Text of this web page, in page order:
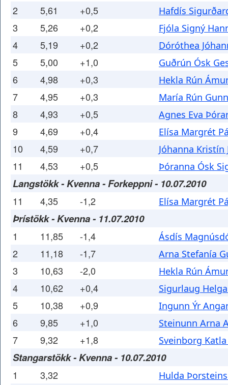
2 5,61 +0,5 Hafdís
3 5,26 +0,2 Fjóla Signý
4 5,19 +0,2 Dóróthea
5 5,00 +1,0 Guðrún Ósk
6 4,98 +0,3 Hekla Rún
7 4,95 +0,3 María Rún
8 4,93 +0,5 Agnes Eva
9 4,69 +0,4 Elísa Margrét
10 4,59 +0,7 Jóhanna
11 4,53 +0,5 Þóranna Ósk
Langstökk - Kvenna - Forkeppni - 10.07.2010
11 4,35 -1,2 Elísa Margrét
Þrístökk - Kvenna - 11.07.2010
1 11,85 -1,4 Ásdís
2 11,18 -1,7 Arna Stefanía
3 10,63 -2,0 Hekla Rún
4 10,62 +0,4 Sigurlaug
5 10,38 +0,9 Ingunn Ýr
6 9,85 +1,0 Steinunn Arna
7 9,32 +1,8 Sveinborg
Stangarstökk - Kvenna - 10.07.2010
1 3,32 Hulda